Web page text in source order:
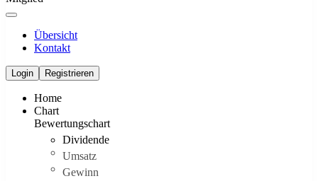
Übersicht
Kontakt
Login Registrieren
Home
Chart
Bewertungschart
Dividende
Umsatz
Gewinn